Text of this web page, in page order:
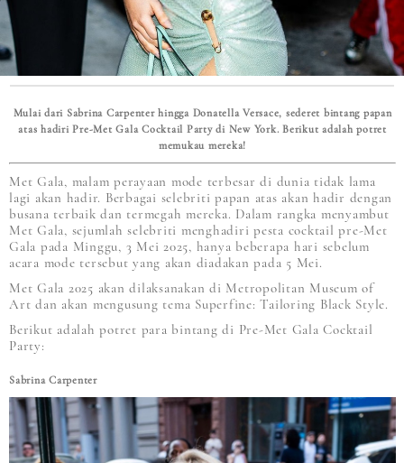
Mulai dari Sabrina Carpenter hingga Donatella Versace, sederet bintang papan
atas hadiri Pre-Met Gala Cocktail Party di New York. Berikut adalah potret
memukau mereka!
Met Gala, malam perayaan mode terbesar di dunia tidak lama
lagi akan hadir. Berbagai selebriti papan atas akan hadir dengan
busana terbaik dan termegah mereka. Dalam rangka menyambut
Met Gala, sejumlah selebriti menghadiri pesta cocktail pre-Met
Gala pada Minggu, 3 Mei 2025, hanya beberapa hari sebelum
acara mode tersebut yang akan diadakan pada 5 Mei.
Met Gala 2025 akan dilaksanakan di Metropolitan Museum of
Art dan akan mengusung tema Superfine: Tailoring Black Style.
Berikut adalah potret para bintang di Pre-Met Gala Cocktail
Party:
Sabrina Carpenter